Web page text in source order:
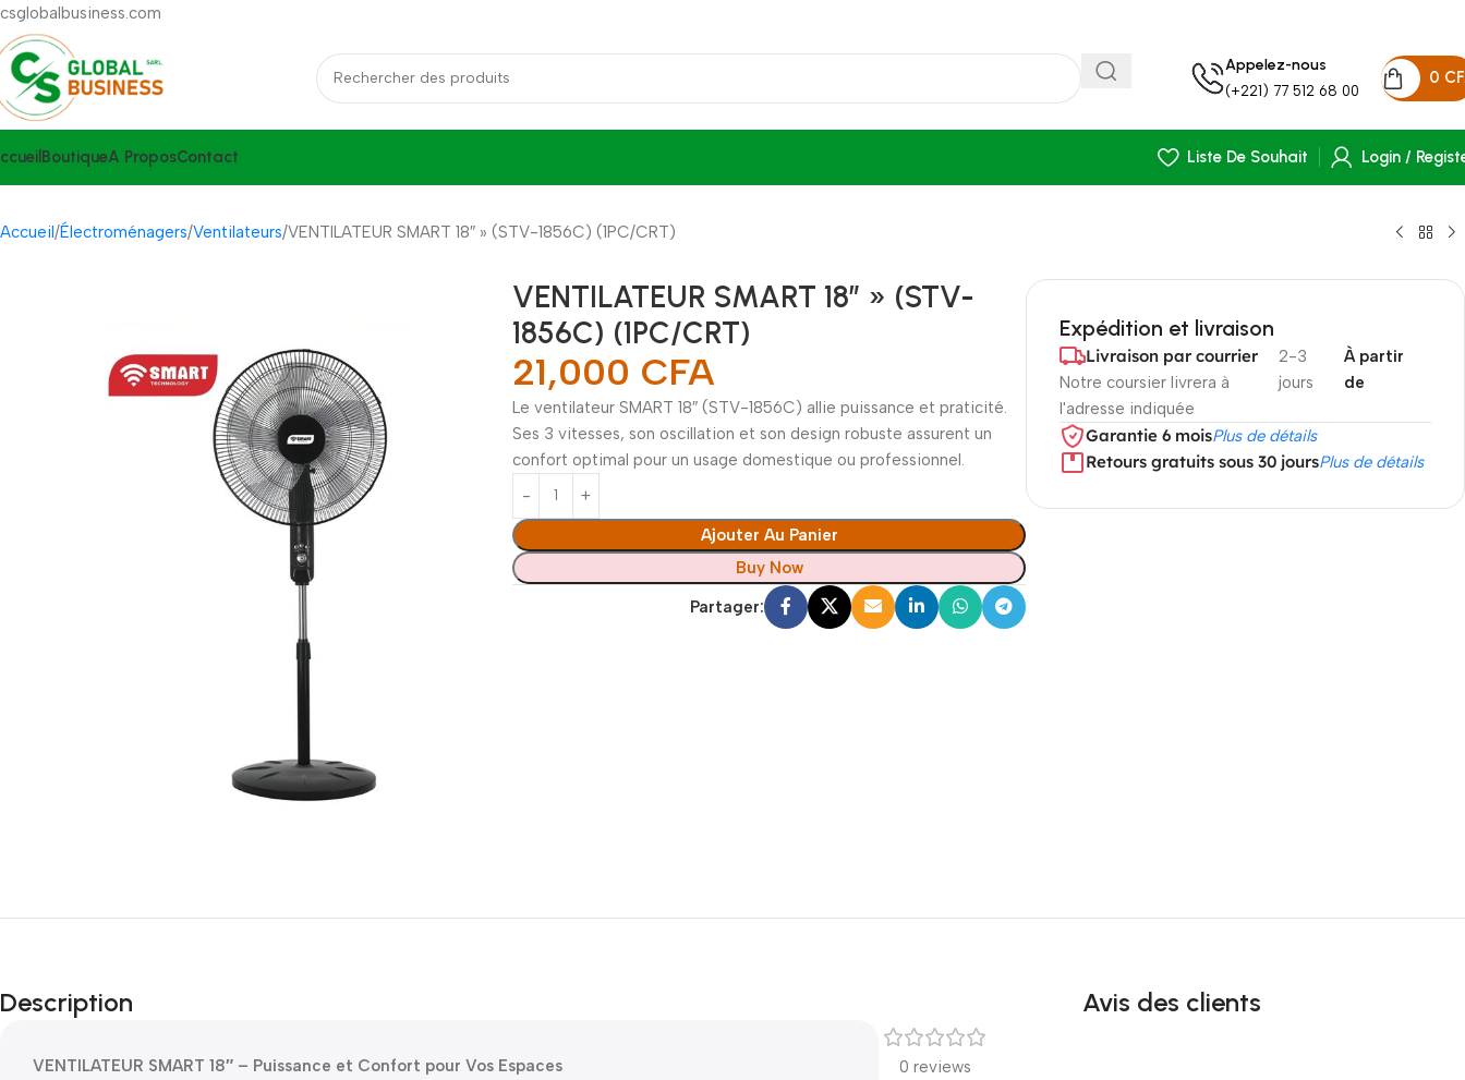
csglobalbusiness.com
Appelez-nous
(+221) 77 512 68 00
0
BoutiqueA ProposContact Liste De Souhait Login /
Accueil Électroménagers Ventilateurs VENTILATEUR SMART 18″ » (STV-1856C) (1PC/CRT)
VENTILATEUR SMART 18″ » (STV-
1856C) (1PC/CRT)
21,000 CFA
Le ventilateur SMART 18″ (STV-1856C) allie puissance et praticité.
Ses 3 vitesses, son oscillation et son design robuste assurent un
confort optimal pour un usage domestique ou professionnel.
Ajouter Au Panier
Buy Now
Partager:
Expédition et livraison
Livraison par courrier
Notre coursier livrera à
l'adresse indiquée
2-3
jours
À partir
de
Garantie 6 moisPlus de détails
Retours gratuits sous 30 joursPlus de détails
Description
VENTILATEUR SMART 18″ – Puissance et Confort pour Vos Espaces
Avis des clients
0 reviews